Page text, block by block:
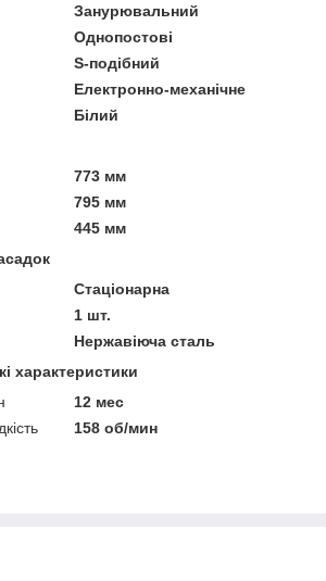
Занурювальний
Однопостові
S-подібний
Електронно-механічне
Білий
773 мм
795 мм
445 мм
Стаціонарна
1 шт.
Нержавіюча сталь
характеристики
12 мес
158 об/мин